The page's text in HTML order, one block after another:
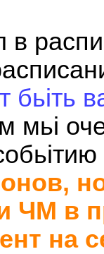
в
бьіть
мьі
ЧМ в
на